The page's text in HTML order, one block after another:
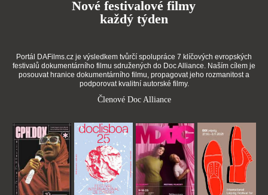
Nové festivalové filmy
každý týden
Portál DAFilms.cz je výsledkem tvůrčí spolupráce 7 klíčových evropských
festivalů dokumentárního filmu sdružených do Doc Alliance. Naším cílem je
posouvat hranice dokumentárního filmu, propagovat jeho rozmanitost a
podporovat kvalitní autorské filmy.
Členové Doc Alliance